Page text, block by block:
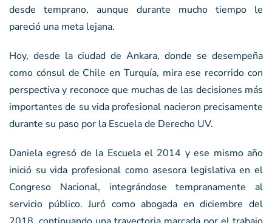
desde temprano, aunque durante mucho tiempo le
pareció una meta lejana.
Hoy, desde la ciudad de Ankara, donde se desempeña
como cónsul de Chile en Turquía, mira ese recorrido con
perspectiva y reconoce que muchas de las decisiones más
importantes de su vida profesional nacieron precisamente
durante su paso por la Escuela de Derecho UV.
Daniela egresó de la Escuela el 2014 y ese mismo año
inició su vida profesional como asesora legislativa en el
Congreso Nacional, integrándose tempranamente al
servicio público. Juró como abogada en diciembre del